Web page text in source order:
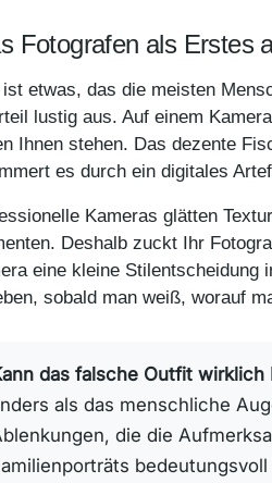
Fotografen als Erstes
ist etwas, das die meisten
lustig aus. Auf einem
Ihnen stehen. Das dezente
es durch ein digitales
Kameras glätten
Deshalb zuckt Ihr
eine kleine
sobald man weiß, worauf
das falsche Outfit
als das menschliche
die die